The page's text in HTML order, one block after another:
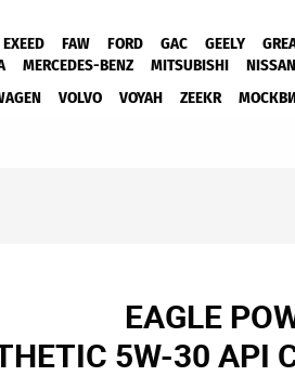
EXEED FAW FORD GAC GEELY
MERCEDES-BENZ MITSUBISHI NISSAN
VOLVO VOYAH ZEEKR
EAGLE
5W-30 API